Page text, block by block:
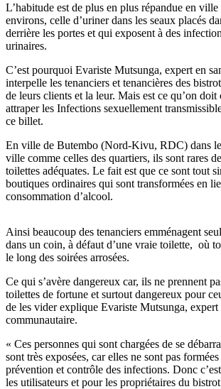
L’habitude est de plus en plus répandue en
environs, celle d’uriner dans les seaux placés
derrière les portes et qui exposent à des
urinaires.
C’est pourquoi Evariste Mutsunga, expert en
interpelle les tenanciers et tenancières des
de leurs clients et la leur. Mais est ce qu’on doit
attraper les Infections sexuellement
ce billet.
En ville de Butembo (Nord-Kivu, RDC) dans
ville comme celles des quartiers, ils sont rares
toilettes adéquates. Le fait est que ce sont tout
boutiques ordinaires qui sont transformées en
consommation d’alcool.
Ainsi beaucoup des tenanciers emménagent
dans un coin, à défaut d’une vraie toilette, où
le long des soirées arrosées.
Ce qui s’avère dangereux car, ils ne prennent
toilettes de fortune et surtout dangereux pour
de les vider explique Evariste Mutsunga, expert
communautaire.
« Ces personnes qui sont chargées de se
sont très exposées, car elles ne sont pas
prévention et contrôle des infections. Donc
les utilisateurs et pour les propriétaires du